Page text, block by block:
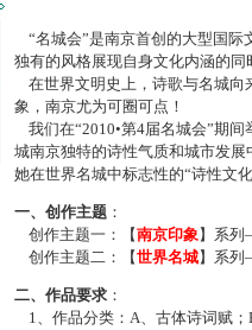
“名城会”是南京首创的大型国际
独有的风格展现自身文化内涵的
在世界文明史上，诗歌与名城向
象，南京尤为可圈可点！
我们在“2010•第4届名城会”期
城南京独特的诗性气质和城市发
她在世界名城中标志性的“诗性文
一、创作主题 ：
创作主题一：【南京印象】系
创作主题二：【世界名城】系
二、作品要求 ：
1、作品分类：A、古体诗词赋；